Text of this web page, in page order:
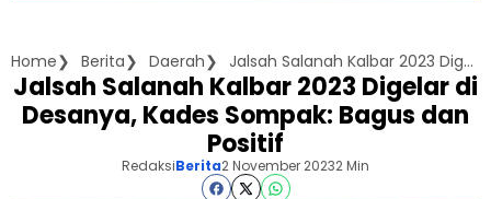
Home Berita Daerah Jalsah Salanah Kalbar 2023 Digelar di Desanya, Kades Sompak: Bagus dan Positif
Jalsah Salanah Kalbar 2023 Digelar di
Desanya, Kades Sompak: Bagus dan
Positif
RedaksiBerita2 November 20232 Min